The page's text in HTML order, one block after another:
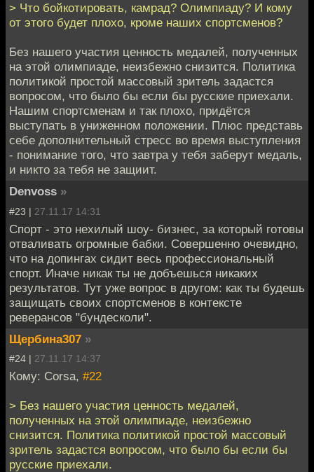
> Что бойкотировать, камрад? Олимпиаду? И кому
от этого будет плохо, кроме наших спортсменов?
Без нашего участия ценность медалей, полученных
на этой олимпиаде, неизбежно снизится. Политика
политикой простой массовый зритель задастся
вопросом, что было бы если бы русские приехали.
Нашим спортсменам и так плохо, придётся
выступать в униженном положении. Плюс представь
себе дополнительный стресс во время выступления
- понимание того, что завтра у тебя заберут медаль,
и никто за тебя не защиит.
Denvoss »
#23 | 27.11.17 14:31
Спорт - это нехилый шоу- бизнес, за который готовы
отваливать огромные бабки. Совершенно очевидно,
что на допингах сидит весь профессиональный
спорт. Иначе никак ты не добъешься никаких
результатов. Тут уже вопрос в другом: как ты будешь
защищать своих спортсменов в контексте
реверансов "бундесколи".
Щербина307 »
#24 | 27.11.17 14:37
Кому: Corsa, #22
> Без нашего участия ценность медалей,
полученных на этой олимпиаде, неизбежно
снизится. Политика политикой простой массовый
зритель задастся вопросом, что было бы если бы
русские приехали.